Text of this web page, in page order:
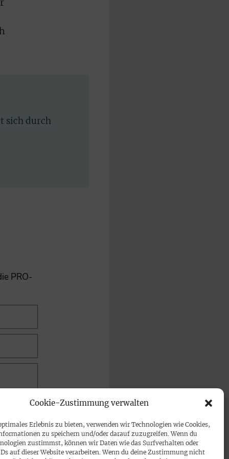
Cookie-Zustimmung verwalten
Erlebnis zu bieten, verwenden wir Technologien wie Cookies,
zu speichern und/oder darauf zuzugreifen. Wenn du
zustimmst, können wir Daten wie das Surfverhalten oder
auf dieser Website verarbeiten. Wenn du deine Zustimmung nicht
sich durch
PRO-